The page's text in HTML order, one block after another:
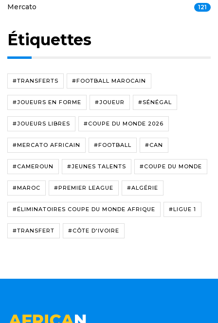
Mercato 121
Étiquettes
#TRANSFERTS #FOOTBALL MAROCAIN
#JOUEURS EN FORME #JOUEUR #SÉNÉGAL
#JOUEURS LIBRES #COUPE DU MONDE 2026
#MERCATO AFRICAIN #FOOTBALL #CAN
#CAMEROUN #JEUNES TALENTS #COUPE DU MONDE
#MAROC #PREMIER LEAGUE #ALGÉRIE
#ÉLIMINATOIRES COUPE DU MONDE AFRIQUE #LIGUE 1
#TRANSFERT #CÔTE D'IVOIRE